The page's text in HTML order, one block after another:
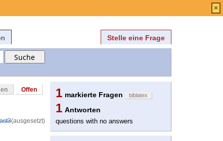
Stelle eine Frage
Offen
(ausgesetzt)
1 markierte Fragen biblatex
1 Antworten
questions with no answers
×